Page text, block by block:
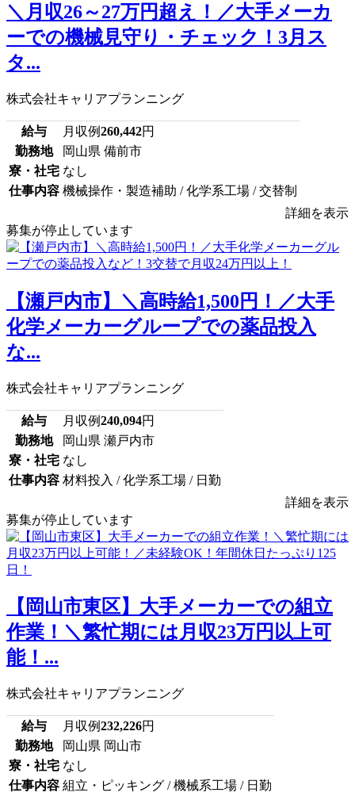
＼月収26～27万円超え！／大手メーカ
ーでの機械見守り・チェック！3月ス
タ...
株式会社キャリアプランニング
給与 月収例260,442円
勤務地
岡山県 備前市
寮・社宅 なし
仕事内容 機械操作・製造補助 / 化学系工場 / 交替制
詳細を表示
募集が停止しています
【瀬戸内市】＼高時給1,500円！／大手
化学メーカーグループでの薬品投入
な...
株式会社キャリアプランニング
給与 月収例240,094円
勤務地
岡山県 瀬戸内市
寮・社宅 なし
仕事内容 材料投入 / 化学系工場 / 日勤
詳細を表示
募集が停止しています
【岡山市東区】大手メーカーでの組立
作業！＼繁忙期には月収23万円以上可
能！...
株式会社キャリアプランニング
給与 月収例232,226円
勤務地
岡山県 岡山市
寮・社宅 なし
仕事内容 組立・ピッキング / 機械系工場 / 日勤